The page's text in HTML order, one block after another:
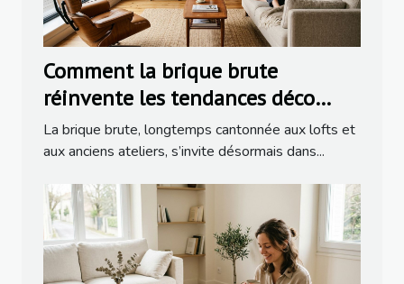
Comment la brique brute
réinvente les tendances déco
dans la rénovation moderne
La brique brute, longtemps cantonnée aux lofts et
aux anciens ateliers, s’invite désormais dans...